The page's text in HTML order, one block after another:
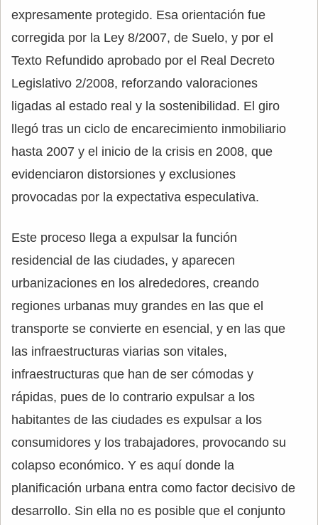
expresamente protegido. Esa orientación fue
corregida por la Ley 8/2007, de Suelo, y por el
Texto Refundido aprobado por el Real Decreto
Legislativo 2/2008, reforzando valoraciones
ligadas al estado real y la sostenibilidad. El giro
llegó tras un ciclo de encarecimiento inmobiliario
hasta 2007 y el inicio de la crisis en 2008, que
evidenciaron distorsiones y exclusiones
provocadas por la expectativa especulativa.
Este proceso llega a expulsar la función
residencial de las ciudades, y aparecen
urbanizaciones en los alrededores, creando
regiones urbanas muy grandes en las que el
transporte se convierte en esencial, y en las que
las infraestructuras viarias son vitales,
infraestructuras que han de ser cómodas y
rápidas, pues de lo contrario expulsar a los
habitantes de las ciudades es expulsar a los
consumidores y los trabajadores, provocando su
colapso económico. Y es aquí donde la
planificación urbana entra como factor decisivo de
desarrollo. Sin ella no es posible que el conjunto